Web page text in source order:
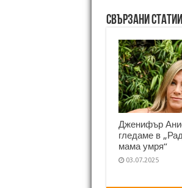
Свързани статии
Дженифър
гледаме в
мама умря“
03.07.2025